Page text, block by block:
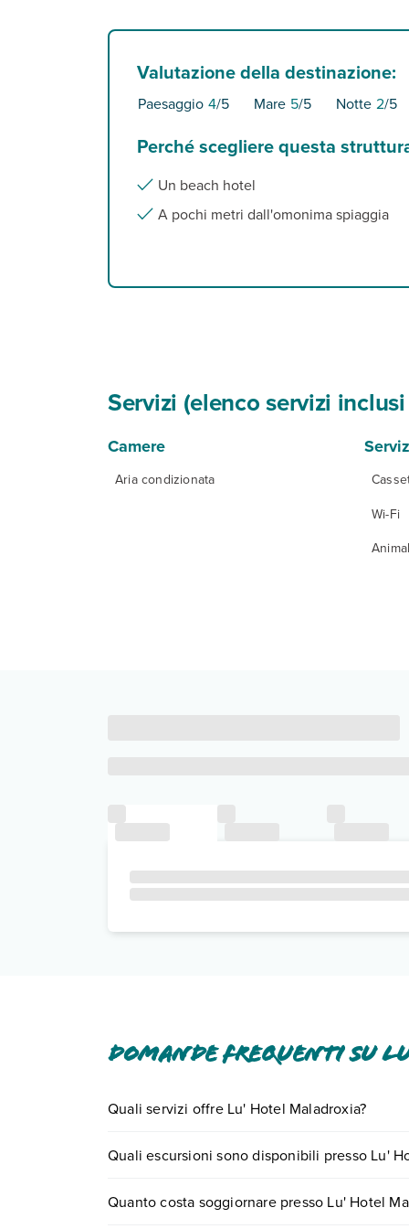
Valutazione della destinazione:
Paesaggio 4/5 Mare 5/5 Notte 2/5
Perché scegliere questa
Un beach hotel
A pochi metri dall'omonima spiaggia
Servizi (elenco servizi
Camere
Aria condizionata
Wi-Fi
Domande frequenti su
Quali servizi offre Lu' Hotel Maladroxia?
Scopri tutti i dettagli nel paragrafo dedicato "
Quali escursioni sono disponibili presso Lu'
0721.17231 oprenotando un appuntamento.
Quanto costa soggiornare presso Lu' Hotel